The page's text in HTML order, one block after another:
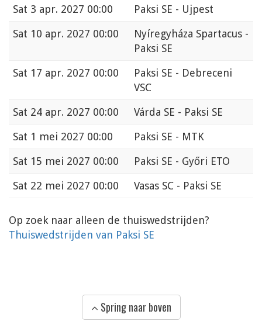
Sat 3 apr. 2027 00:00
Paksi SE - Ujpest
Sat 10 apr. 2027 00:00
Nyíregyháza Spartacus -
Paksi SE
Sat 17 apr. 2027 00:00
Paksi SE - Debreceni
VSC
Sat 24 apr. 2027 00:00
Várda SE - Paksi SE
Sat 1 mei 2027 00:00
Paksi SE - MTK
Sat 15 mei 2027 00:00
Paksi SE - Győri ETO
Sat 22 mei 2027 00:00 Vasas SC - Paksi SE
Op zoek naar alleen de thuiswedstrijden?
Thuiswedstrijden van Paksi SE
Spring naar boven